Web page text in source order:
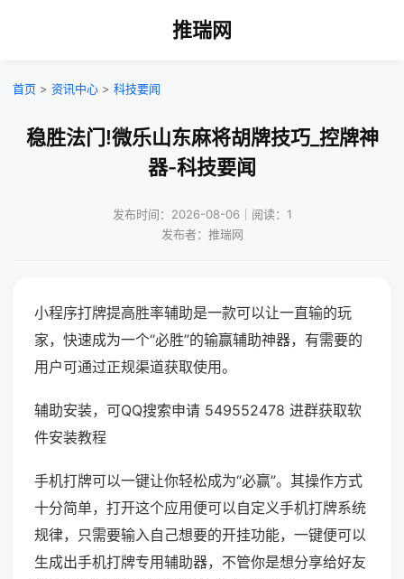
推瑞网
首页 > 资讯中心 > 科技要闻
稳胜法门!微乐山东麻将胡牌技巧_控牌神
器-科技要闻
发布时间：2026-08-06｜阅读：1
发布者：推瑞网
小程序打牌提高胜率辅助是一款可以让一直输的玩
家，快速成为一个“必胜”的输赢辅助神器，有需要的
用户可通过正规渠道获取使用。
辅助安装，可QQ搜索申请 549552478 进群获取软
件安装教程
手机打牌可以一键让你轻松成为“必赢”。其操作方式
十分简单，打开这个应用便可以自定义手机打牌系统
规律，只需要输入自己想要的开挂功能，一键便可以
生成出手机打牌专用辅助器，不管你是想分享给好友